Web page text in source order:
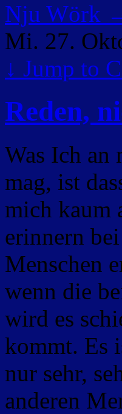
Nju Wörk
Mi. 27.
↓ Jump to
Reden,
Was Ich an
mag, ist
mich kaum
erinnern
Menschen
wenn die
wird es
kommt. Es
nur sehr,
anderen